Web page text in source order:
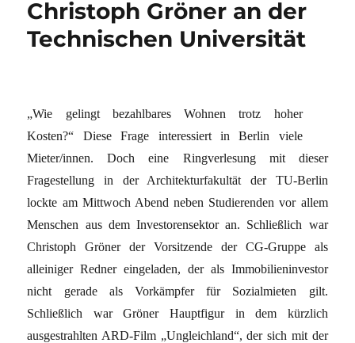
Christoph Gröner an der
Technischen Universität
„Wie gelingt bezahlbares Wohnen trotz hoher
Kosten?“ Diese Frage interessiert in Berlin viele
Mieter/innen. Doch eine Ringverlesung mit dieser
Fragestellung in der Architekturfakultät der TU-Berlin
lockte am Mittwoch Abend neben Studierenden vor allem
Menschen aus dem Investorensektor an. Schließlich war
Christoph Gröner der Vorsitzende der CG-Gruppe als
alleiniger Redner eingeladen, der als Immobilieninvestor
nicht gerade als Vorkämpfer für Sozialmieten gilt.
Schließlich war Gröner Hauptfigur in dem kürzlich
ausgestrahlten ARD-Film „Ungleichland“, der sich mit der